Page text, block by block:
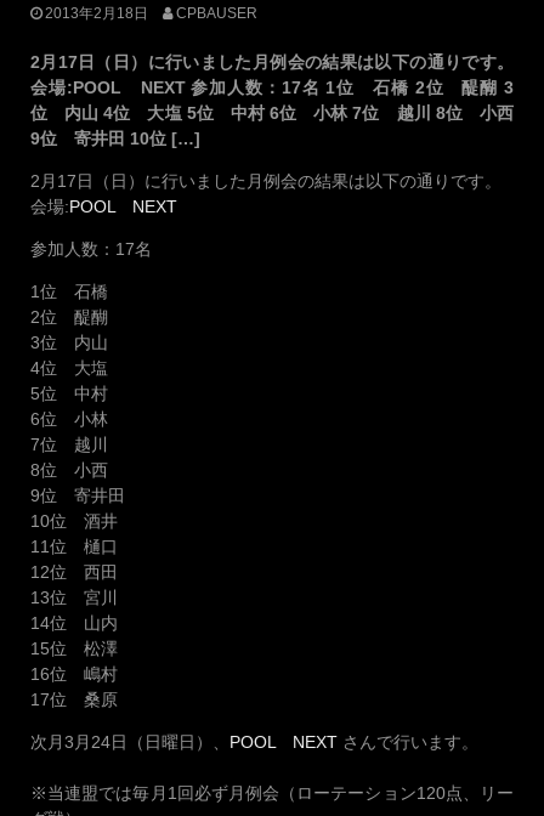
2013年2月18日 CPBAUSER
2月17日（日）に行いました月例会の結果は以下の通りです。
会場:POOL NEXT 参加人数：17名 1位 石橋 2位 醍醐 3
位 内山 4位 大塩 5位 中村 6位 小林 7位 越川 8位 小西
9位 寄井田 10位 […]
2月17日（日）に行いました月例会の結果は以下の通りです。
会場:POOL NEXT
参加人数：17名
1位 石橋
2位 醍醐
3位 内山
4位 大塩
5位 中村
6位 小林
7位 越川
8位 小西
9位 寄井田
10位 酒井
11位 樋口
12位 西田
13位 宮川
14位 山内
15位 松澤
16位 嶋村
17位 桑原
次月3月24日（日曜日）、 POOL NEXT さんで行います。
※当連盟では毎月1回必ず月例会（ローテーション120点、リー